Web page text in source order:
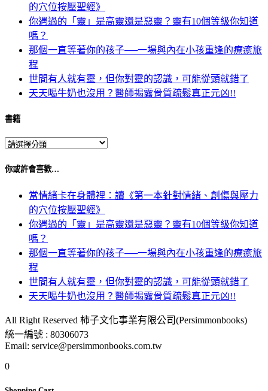
的穴位按壓聖經》
你遇過的「靈」是高靈還是惡靈？靈有10個等級你知道
嗎？
那個一直等著你的孩子──一場與內在小孩重逢的療癒旅
程
世間有人就有靈，但你對靈的認識，可能從頭就錯了
天天喝牛奶也沒用？醫師揭露骨質疏鬆真正元凶!!
書籍
你或許會喜歡…
當情緒卡在身體裡：讀《第一本針對情緒、創傷與壓力
的穴位按壓聖經》
你遇過的「靈」是高靈還是惡靈？靈有10個等級你知道
嗎？
那個一直等著你的孩子──一場與內在小孩重逢的療癒旅
程
世間有人就有靈，但你對靈的認識，可能從頭就錯了
天天喝牛奶也沒用？醫師揭露骨質疏鬆真正元凶!!
All Right Reserved 柿子文化事業有限公司(Persimmonbooks)
統一編號 : 80306073
Email: service@persimmonbooks.com.tw
0